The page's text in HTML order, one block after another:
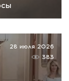
28 июля 2026
383